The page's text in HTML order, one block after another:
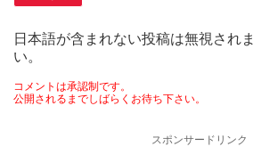
日本語が含まれない投稿は無視され
い。
コメントは承認制です。
公開されるまでしばらくお待ち下さい。
スポンサードリンク